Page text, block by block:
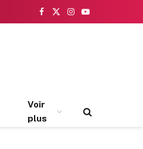
Facebook
X
Instagram
YouTube
Voir
plus